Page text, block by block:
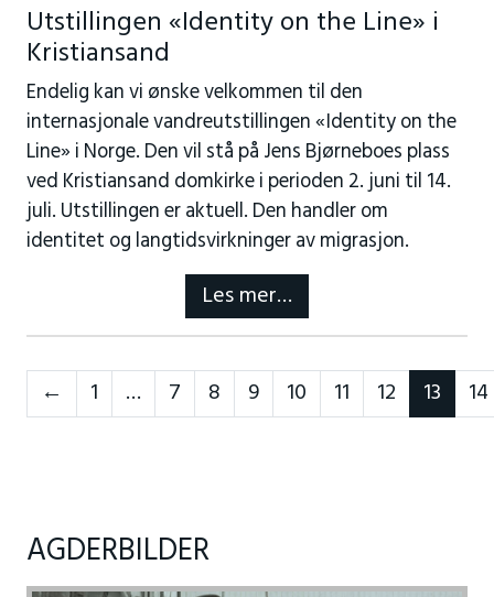
Utstillingen «Identity on the Line» i
Kristiansand
Endelig kan vi ønske velkommen til den
internasjonale vandreutstillingen «Identity on the
Line» i Norge. Den vil stå på Jens Bjørneboes plass
ved Kristiansand domkirke i perioden 2. juni til 14.
juli. Utstillingen er aktuell. Den handler om
identitet og langtidsvirkninger av migrasjon.
Les mer…
← Neste
1 … 7 8 9 10 11 12 13 14
AGDERBILDER